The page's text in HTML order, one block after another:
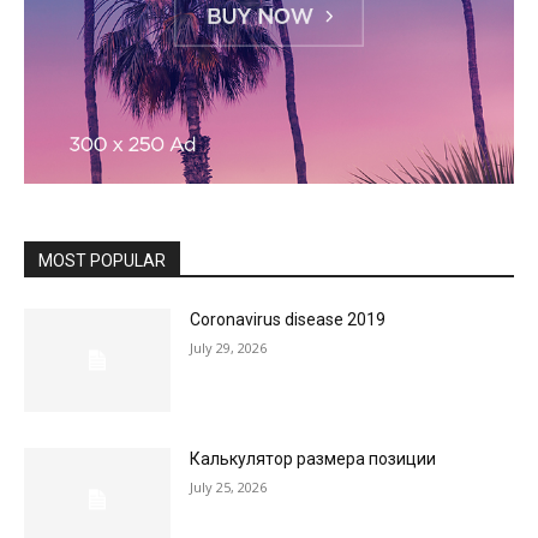
MOST POPULAR
Coronavirus disease 2019
July 29, 2026
Калькулятор размера позиции
July 25, 2026